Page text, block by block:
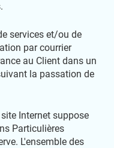
services et/ou de
par courrier
au Client dans un
la passation de
Internet suppose
Particulières
L'ensemble des